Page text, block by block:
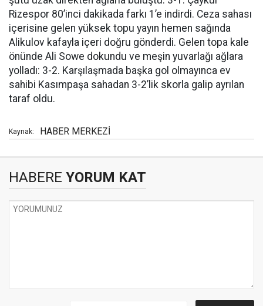
Rizespor 80’inci dakikada farkı 1’e indirdi. Ceza sahası
içerisine gelen yüksek topu yayın hemen sağında
Alikulov kafayla içeri doğru gönderdi. Gelen topa kale
önünde Ali Sowe dokundu ve meşin yuvarlağı ağlara
yolladı: 3-2. Karşılaşmada başka gol olmayınca ev
sahibi Kasımpaşa sahadan 3-2’lik skorla galip ayrılan
taraf oldu.
Kaynak: HABER MERKEZİ
HABERE YORUM KAT